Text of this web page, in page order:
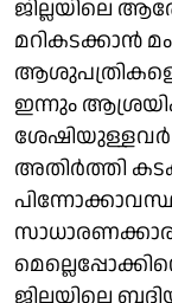
ജില്ലയിലെ
മറികടക്കാൻ
ആശുപത്രികളെ
ഇന്നും
ശേഷിയുള്ളവർ
അതിർത്തി
ജില്ലയിലെ